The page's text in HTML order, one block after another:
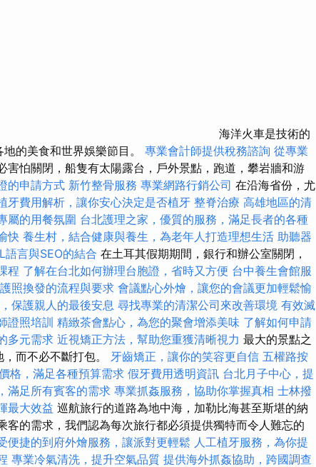
海洋火車是技術的
的美食和世界娛樂節目。 專業會計師提供稅務諮詢 從專業
害怕關閉，船隻有太陽露台，戶外景點，跑道，攀岩牆和游
的申請方式 新竹整骨服務 專業網路行銷公司 在沿海省份，尤
牙費用解析，讓你安心決定是否植牙 整脊治療 高雄地區的清
屬的用餐氛圍 台北護理之家，優質的服務，滿足長者的各種
快 養生村，結合健康與養生，為老年人打造理想生活 助聽器
語言與SEO的結合 在土耳其假期期間，銀行和辦公室關閉，
程 了解在台北如何辦理台胞證，省時又方便 台中養生會館服
護照換發的流程與要求 會議點心外燴，讓您的會議更加輕鬆愉
保護親人的最後安息 尋找專業的清潔公司來改善環境 有效滅
證照培訓 精緻茶會點心，為您的聚會增添美味 了解如何申請
多元需求 近視矯正方法，幫助您重獲清晰視力 最大的景點之
而不必不斷打包。 牙齒矯正，讓你的笑容更自信 五權路按
格，滿足各種預算需求 假牙費用透明資訊 台北月子中心，提
滿足所有賓客的需求 專業抓姦服務，協助你掌握真相 士林撥
最大效益 巡航旅行的道路為地中海，加勒比海甚至斯堪的納
的需求，我們認為每次旅行都必須提供獨特而令人難忘的
便捷的到府外燴服務，讓派對更輕鬆 人工植牙服務，為你提
專業冷氣清洗，提升空氣品質 提供海外抓姦協助，跨國調查